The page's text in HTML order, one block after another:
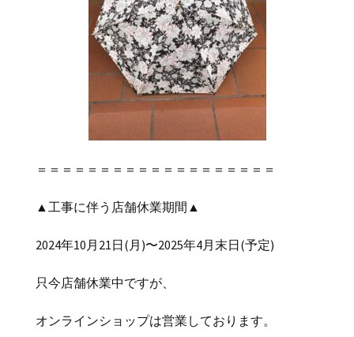
＝＝＝＝＝＝＝＝＝＝＝＝＝＝＝＝＝＝＝
▲工事に伴う店舗休業期間 ▲
2024年10月 21日(月 )〜2025年4月末日(予定)
只今店舗休業中ですが、
オンラインショップは営業しております。